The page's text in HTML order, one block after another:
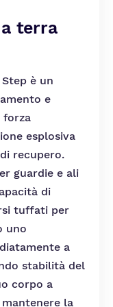
terra
è un
e
forza
esplosiva
recupero.
guardie e ali
di
tuffati per
uno
a
stabilità del
corpo a
la